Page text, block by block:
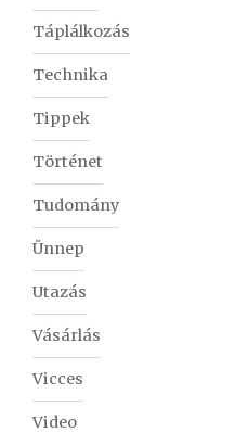
Táplálkozás
Technika
Tippek
Történet
Tudomány
Ünnep
Utazás
Vásárlás
Vicces
Video